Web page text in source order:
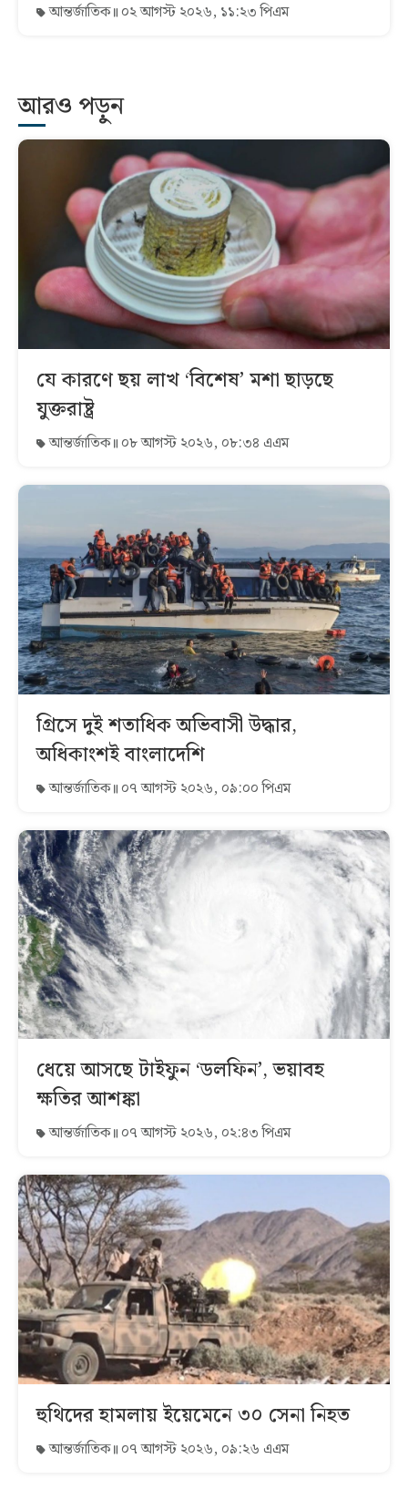
আন্তর্জাতিক ০২ আগস্ট ২০২৬, ১১:২৩ পিএম
আরও পড়ুন
যে কারণে ছয় লাখ ‘বিশেষ’ মশা ছাড়ছে
যুক্তরাষ্ট্র
আন্তর্জাতিক ০৮ আগস্ট ২০২৬, ০৮:৩৪ এএম
গ্রিসে দুই শতাধিক অভিবাসী উদ্ধার,
অধিকাংশই বাংলাদেশি
আন্তর্জাতিক ০৭ আগস্ট ২০২৬, ০৯:০০ পিএম
ধেয়ে আসছে টাইফুন ‘ডলফিন’, ভয়াবহ
ক্ষতির আশঙ্কা
আন্তর্জাতিক ০৭ আগস্ট ২০২৬, ০২:৪৩ পিএম
হুথিদের হামলায় ইয়েমেনে ৩০ সেনা নিহত
আন্তর্জাতিক ০৭ আগস্ট ২০২৬, ০৯:২৬ এএম